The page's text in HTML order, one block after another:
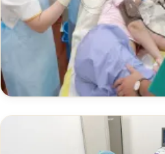
Thực hiện nội soi tiêu hóa